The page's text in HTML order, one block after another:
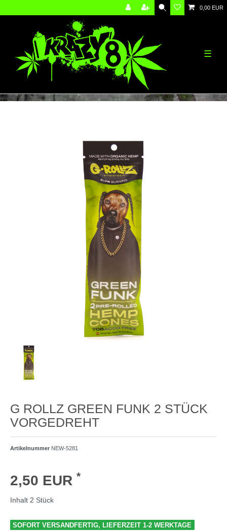
0,00 EUR
☰
G ROLLZ GREEN FUNK 2 STÜCK
VORGEDREHT
Artikelnummer NEW-5281
2,50 EUR *
Inhalt 2 Stück
SOFORT VERSANDFERTIG, LIEFERZEIT 1-2 WERKTAGE